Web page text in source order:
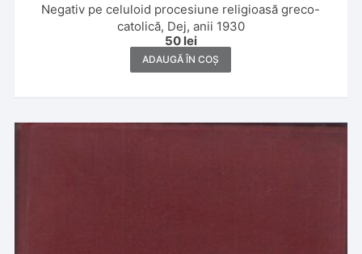
Negativ pe celuloid procesiune religioasă greco-
catolică, Dej, anii 1930
50 lei
ADAUGĂ ÎN COȘ